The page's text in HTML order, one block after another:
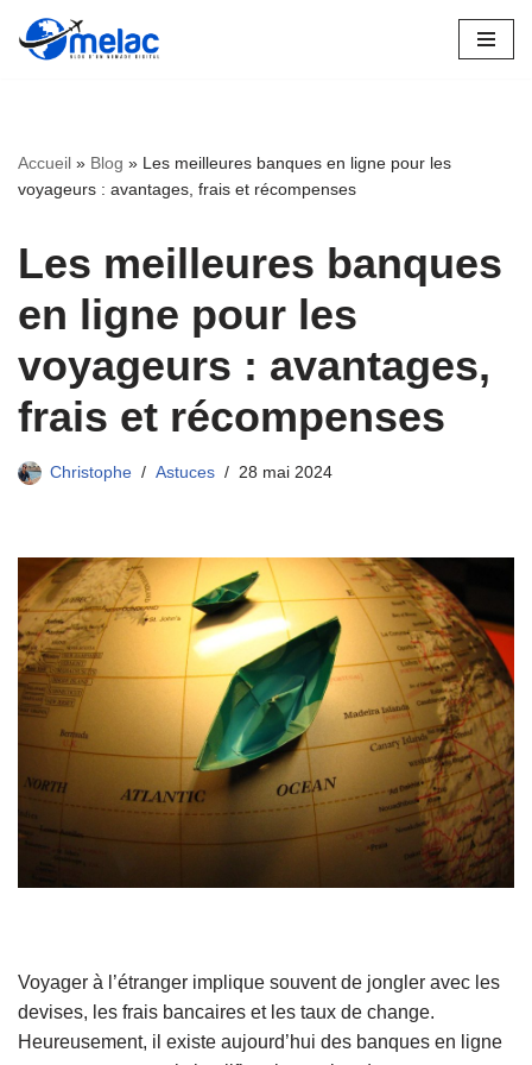
Aller
Accueil » Blog » Les meilleures banques en ligne pour les
voyageurs : avantages, frais et récompenses
Les meilleures banques
en ligne pour les
voyageurs : avantages,
frais et récompenses
Christophe Astuces 28 mai 2024
Voyager à l’étranger implique souvent de jongler avec les
devises, les frais bancaires et les taux de change.
Heureusement, il existe aujourd’hui des banques en ligne